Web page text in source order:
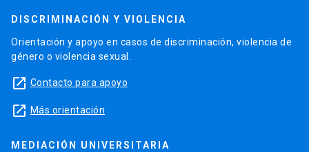
DISCRIMINACIÓN Y VIOLENCIA
Orientación y apoyo en casos de discriminación, violencia de
género o violencia sexual.
launch Contacto para apoyo
launch Más orientación
MEDIACIÓN UNIVERSITARIA